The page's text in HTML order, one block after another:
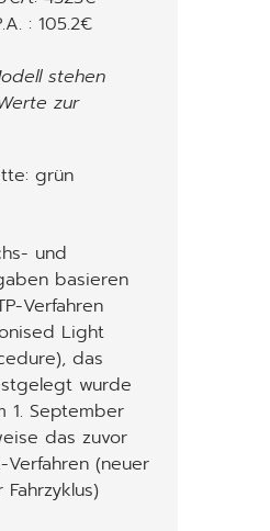
: 105.2€
stehen
zur
grün
und
basieren
Verfahren
Light
das
wurde
1. September
das zuvor
Verfahren (neuer